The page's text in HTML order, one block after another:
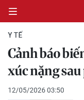
CHÍNH TRỊ
KINH TẾ
Y TẾ
Cảnh báo
xúc nặng
12/05/2026 03:50